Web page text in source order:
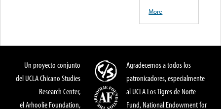
More
Un proyecto conjunto
del UCLA Chicano Studies
Research Center,
el Arhoolie Foundation,
Agradecemos a todos los
patronicadores, especialmente
al UCLA Los Tigres de Norte
Fund, National Endowment for